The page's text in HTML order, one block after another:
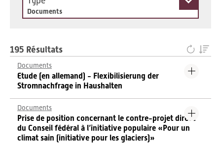
Documents
195 Résultats
Documents
Etude (en allemand) - Flexibilisierung der
Stromnachfrage in Haushalten
Documents
Prise de position concernant le contre-projet direct
du Conseil fédéral à l’initiative populaire «Pour un
climat sain (initiative pour les glaciers)»